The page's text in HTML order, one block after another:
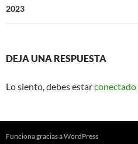
2023
DEJA UNA RESPUESTA
Lo siento, debes estarconectado
Funciona gracias a WordPress